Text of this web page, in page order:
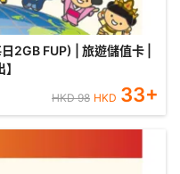
2GB FUP) | 旅遊儲值卡 |
HKD98 HKD 33+